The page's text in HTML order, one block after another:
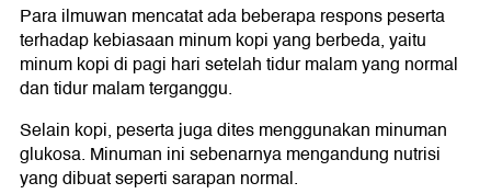
Para ilmuwan mencatat ada beberapa respons peserta
terhadap kebiasaan minum kopi yang berbeda, yaitu
minum kopi di pagi hari setelah tidur malam yang normal
dan tidur malam terganggu.
Selain kopi, peserta juga dites menggunakan minuman
glukosa. Minuman ini sebenarnya mengandung nutrisi
yang dibuat seperti sarapan normal.